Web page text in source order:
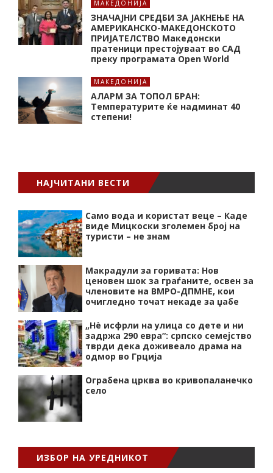
МАКЕДОНИЈА
ЗНАЧАЈНИ СРЕДБИ ЗА ЈАКНЕЊЕ НА
АМЕРИКАНСКО-МАКЕДОНСКОТО
ПРИЈАТЕЛСТВО Македонски
пратеници престојуваат во САД
преку програмата Open World
МАКЕДОНИЈА
АЛАРМ ЗА ТОПОЛ БРАН:
Tемпературите ќе надминат 40
степени!
НАЈЧИТАНИ ВЕСТИ
Само вода и користат веце – Каде
виде Мицкоски зголемен број на
туристи – не знам
Макрадули за горивата: Нов
ценовен шок за граѓаните, освен за
членовите на ВМРО-ДПМНЕ, кои
очигледно точат некаде за џабе
„Нѐ исфрли на улица со дете и ни
задржа 290 евра“: српско семејство
тврди дека доживеало драма на
одмор во Грција
Ограбена црква во кривопаланечко
село
ИЗБОР НА УРЕДНИКОТ